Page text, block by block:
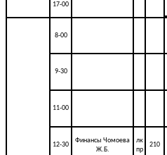
17-00
8-00
9-30
11-00
12-30
Финансы Чомоева
Ж.Б.
лк
пр
210